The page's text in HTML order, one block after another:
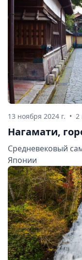
13 ноября 2024 г. • 2
Нагамати,
Средневековый
Японии